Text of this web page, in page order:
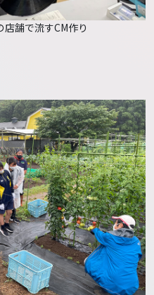
舗で流すCM作り